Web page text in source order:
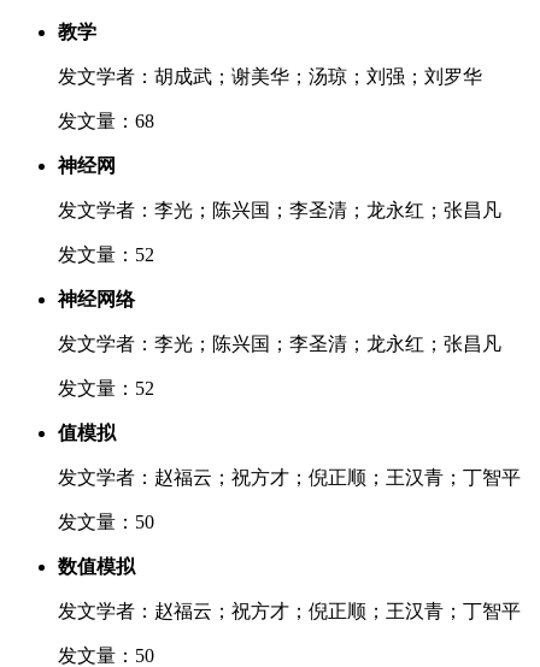
教学
发文学者：胡成武；谢美华；汤琼；刘强；刘罗华
发文量：68
神经网
发文学者：李光；陈兴国；李圣清；龙永红；张昌凡
发文量：52
神经网络
发文学者：李光；陈兴国；李圣清；龙永红；张昌凡
发文量：52
值模拟
发文学者：赵福云；祝方才；倪正顺；王汉青；丁智平
发文量：50
数值模拟
发文学者：赵福云；祝方才；倪正顺；王汉青；丁智平
发文量：50